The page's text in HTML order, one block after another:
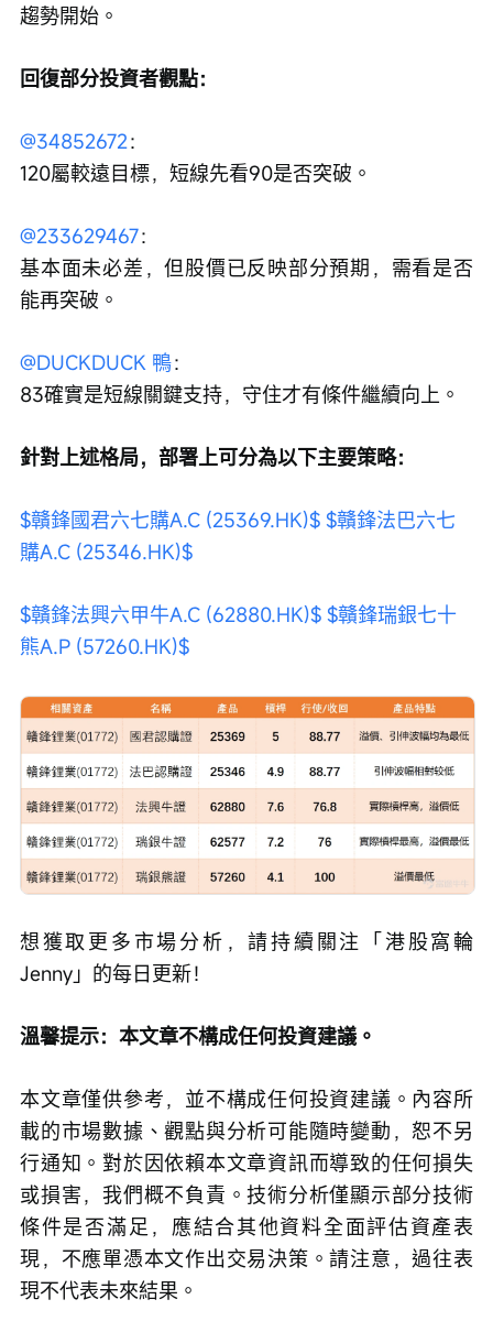
趨勢開始。
回復部分投資者觀點：
@34852672：
120屬較遠目標，短線先看90是否突破。
@233629467：
基本面未必差，但股價已反映部分預期，需看是否
能再突破。
@DUCKDUCK 鴨：
83確實是短線關鍵支持，守住才有條件繼續向上。
針對上述格局，部署上可分為以下主要策略：
$贛鋒國君六七購A.C (25369.HK)$ $贛鋒法巴六七
購A.C (25346.HK)$
$贛鋒法興六甲牛A.C (62880.HK)$ $贛鋒瑞銀七十
熊A.P (57260.HK)$
想獲取更多市場分析，請持續關注「港股窩輪
Jenny」的每日更新！
溫馨提示：本文章不構成任何投資建議。
本文章僅供參考，並不構成任何投資建議。內容所
載的市場數據、觀點與分析可能隨時變動，恕不另
行通知。對於因依賴本文章資訊而導致的任何損失
或損害，我們概不負責。技術分析僅顯示部分技術
條件是否滿足，應結合其他資料全面評估資產表
現，不應單憑本文作出交易決策。請注意，過往表
現不代表未來結果。